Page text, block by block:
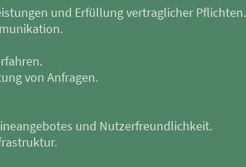
und Erfüllung vertraglicher Pflichten.
von Anfragen.
und Nutzerfreundlichkeit.